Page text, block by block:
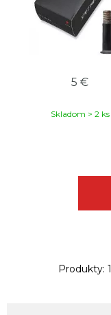
5 €
Skladom > 2 ks
Produkty: 1